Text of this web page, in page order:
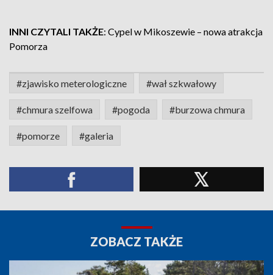
INNI CZYTALI TAKŻE: Cypel w Mikoszewie – nowa atrakcja
Pomorza
#zjawisko meterologiczne #wał szkwałowy
#chmura szelfowa #pogoda #burzowa chmura
#pomorze #galeria
ZOBACZ TAKŻE